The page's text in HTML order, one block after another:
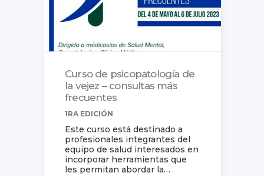
Curso de psicopatología de
la vejez – consultas más
frecuentes
1RA EDICIÓN
Este curso está destinado a
profesionales integrantes del
equipo de salud interesados en
incorporar herramientas que
les permitan abordar la…